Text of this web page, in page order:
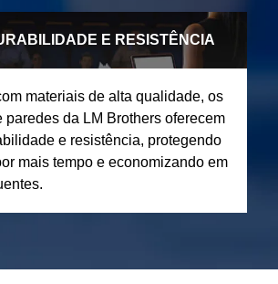
E RESISTÊNCIA
materiais de alta qualidade, os
paredes da LM Brothers oferecem
e resistência, protegendo
mais tempo e economizando em